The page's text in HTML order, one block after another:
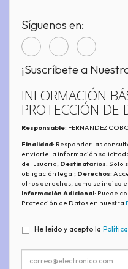
Síguenos en:
¡Suscríbete a
INFORMACIÓN
PROTECCIÓN DE
Responsable: FERNANDEZ
Finalidad: Responder las
enviarle la información
del usuario; Destinatarios: Solo
obligación legal; Derechos:
otros derechos, como se indica
Información Adicional: Puede
Protección de Datos en nuestra
He leído y acepto la